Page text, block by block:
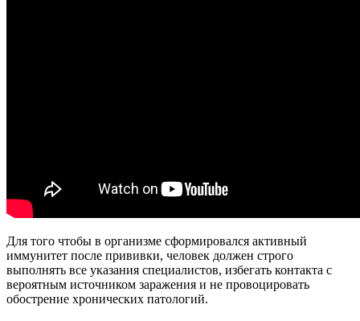
Для того чтобы в организме сформировался активный
иммунитет после прививки, человек должен строго
выполнять все указания специалистов, избегать контакта с
вероятным источником заражения и не провоцировать
обострение хронических патологий.